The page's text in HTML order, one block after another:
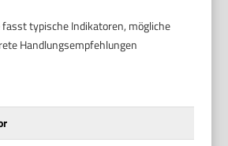
fasst typische Indikatoren, mögliche
Handlungsempfehlungen